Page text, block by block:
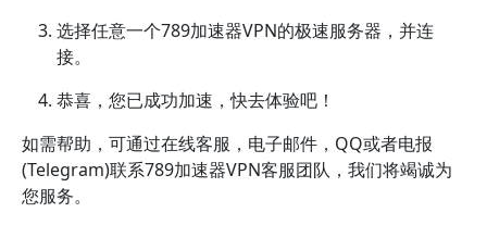
选择任意一个789加速器VPN的极速服务器，并连
接。
恭喜，您已成功加速，快去体验吧！
如需帮助，可通过在线客服，电子邮件，QQ或者电报
(Telegram)联系789加速器VPN客服团队，我们将竭诚为
您服务。